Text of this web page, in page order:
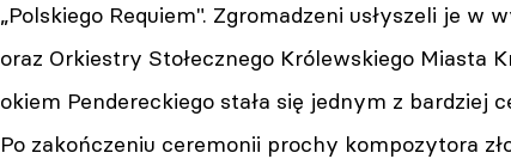
„Polskiego Requiem". Zgromadzeni usłyszeli je
oraz Orkiestry Stołecznego Królewskiego Miasta
okiem Pendereckiego stała się jednym z bardziej
Po zakończeniu ceremonii prochy kompozytora